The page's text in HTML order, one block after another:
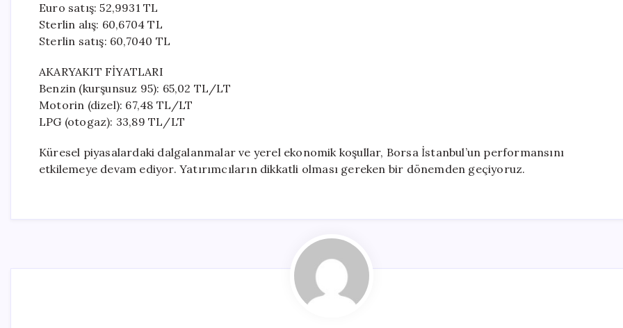
Euro satış: 52,9931 TL
Sterlin alış: 60,6704 TL
Sterlin satış: 60,7040 TL
AKARYAKIT FİYATLARI
Benzin (kurşunsuz 95): 65,02 TL/LT
Motorin (dizel): 67,48 TL/LT
LPG (otogaz): 33,89 TL/LT
Küresel piyasalardaki dalgalanmalar ve yerel ekonomik koşullar, Borsa İstanbul’un performansını
etkilemeye devam ediyor. Yatırımcıların dikkatli olması gereken bir dönemden geçiyoruz.